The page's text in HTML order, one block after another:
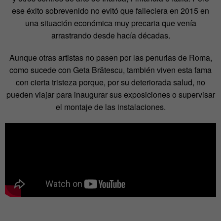
ese éxito sobrevenido no evitó que falleciera en 2015 en
una situación económica muy precaria que venía
arrastrando desde hacía décadas.
Aunque otras artistas no pasen por las penurias de Roma,
como sucede con Geta Brătescu, también viven esta fama
con cierta tristeza porque, por su deteriorada salud, no
pueden viajar para inaugurar sus exposiciones o supervisar
el montaje de las instalaciones.